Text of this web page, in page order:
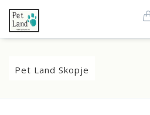
Pet Land Skopje